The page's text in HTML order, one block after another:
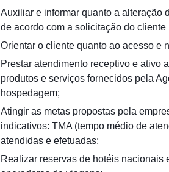
Auxiliar e informar quanto a alteração
de acordo com a solicitação do
Orientar o cliente quanto ao acesso e
Prestar atendimento receptivo e ativo
produtos e serviços fornecidos pela
hospedagem;
Atingir as metas propostas pela
indicativos: TMA (tempo médio de
atendidas e efetuadas;
Realizar reservas de hotéis